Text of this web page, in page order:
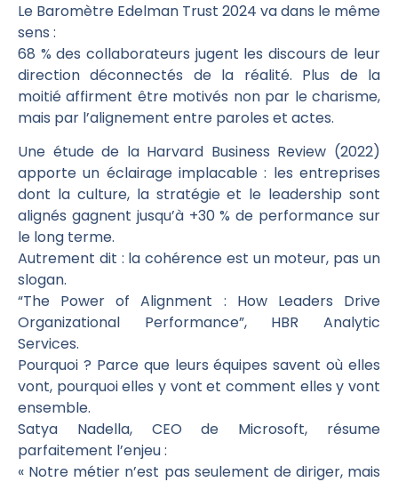
Le Baromètre Edelman Trust 2024 va dans le même
sens :
68 % des collaborateurs jugent les discours de leur
direction déconnectés de la réalité. Plus de la
moitié affirment être motivés non par le charisme,
mais par l’alignement entre paroles et actes.
Une étude de la Harvard Business Review (2022)
apporte un éclairage implacable : les entreprises
dont la culture, la stratégie et le leadership sont
alignés gagnent jusqu’à +30 % de performance sur
le long terme.
Autrement dit : la cohérence est un moteur, pas un
slogan.
“The Power of Alignment : How Leaders Drive
Organizational Performance”, HBR Analytic
Services.
Pourquoi ? Parce que leurs équipes savent où elles
vont, pourquoi elles y vont et comment elles y vont
ensemble.
Satya Nadella, CEO de Microsoft, résume
parfaitement l’enjeu :
« Notre métier n’est pas seulement de diriger, mais